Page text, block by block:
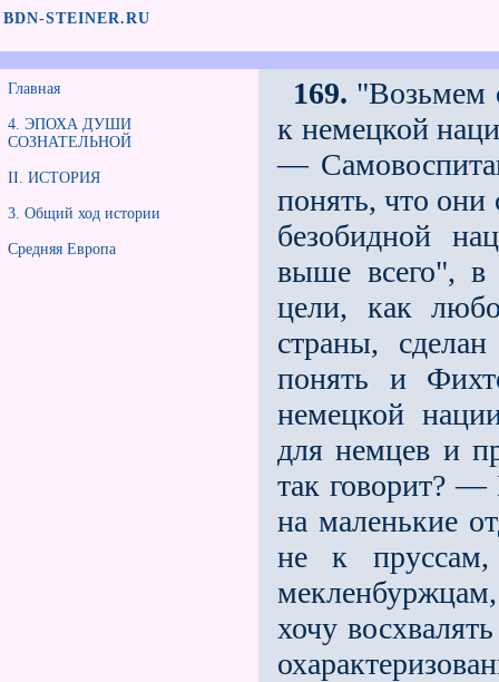
BDN-STEINER.RU
Главная
4. ЭПОХА ДУШИ
СОЗНАТЕЛЬНОЙ
II. ИСТОРИЯ
3. Общий ход истории
Средняя Европа
169. "Возьмeм
к немецкой
—
понять, что
безобидной
выше всего", в
цели, как
страны,
понять и
немецкой
для немцев и
так говорит? —
на маленькие
не к
хочу